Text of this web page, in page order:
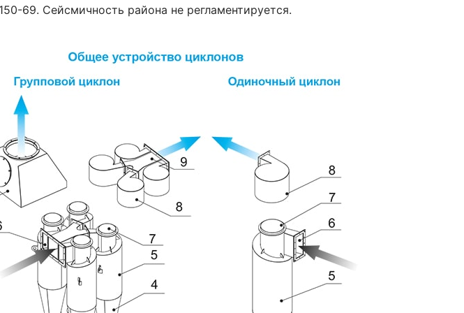
69. Сейсмичность района не регламентируется.